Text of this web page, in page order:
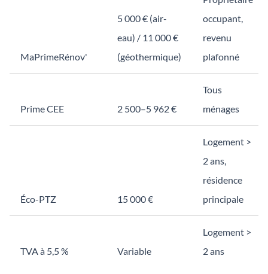
MaPrimeRénov'
5 000 € (air-
eau) / 11 000 €
(géothermique)
occupant,
revenu
plafonné
Prime CEE 2 500–5 962 €
Tous
ménages
Éco-PTZ 15 000 €
Logement >
2 ans,
résidence
principale
TVA à 5,5 % Variable
Logement >
2 ans